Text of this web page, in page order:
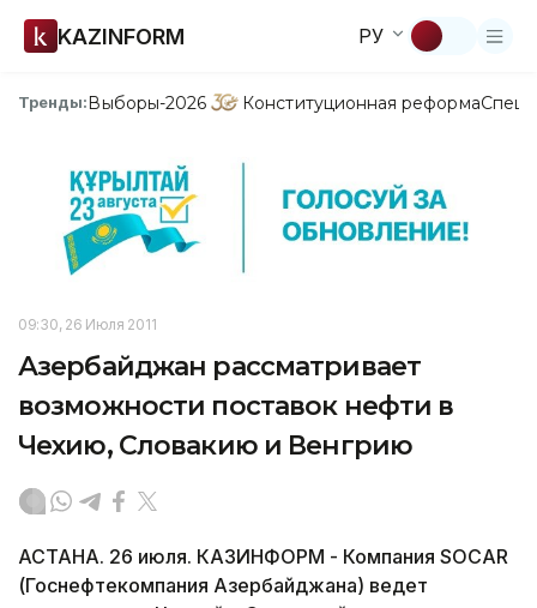
KAZINFORM РУ
Тренды:Выборы-2026 Конституционная реформа
09:30, 26 Июля 2011
Азербайджан рассматривает
возможности поставок нефти в
Чехию, Словакию и Венгрию
АСТАНА. 26 июля. КАЗИНФОРМ - Компания SOCAR
(Госнефтекомпания Азербайджана) ведет